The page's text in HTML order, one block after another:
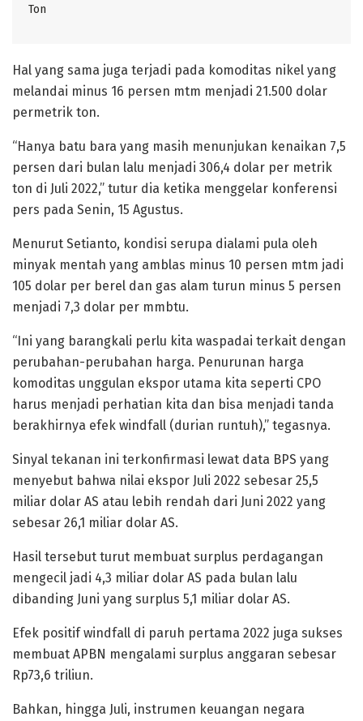
Ton
Hal yang sama juga terjadi pada komoditas nikel yang
melandai minus 16 persen mtm menjadi 21.500 dolar
permetrik ton.
“Hanya batu bara yang masih menunjukan kenaikan 7,5
persen dari bulan lalu menjadi 306,4 dolar per metrik
ton di Juli 2022,” tutur dia ketika menggelar konferensi
pers pada Senin, 15 Agustus.
Menurut Setianto, kondisi serupa dialami pula oleh
minyak mentah yang amblas minus 10 persen mtm jadi
105 dolar per berel dan gas alam turun minus 5 persen
menjadi 7,3 dolar per mmbtu.
“Ini yang barangkali perlu kita waspadai terkait dengan
perubahan-perubahan harga. Penurunan harga
komoditas unggulan ekspor utama kita seperti CPO
harus menjadi perhatian kita dan bisa menjadi tanda
berakhirnya efek windfall (durian runtuh),” tegasnya.
Sinyal tekanan ini terkonfirmasi lewat data BPS yang
menyebut bahwa nilai ekspor Juli 2022 sebesar 25,5
miliar dolar AS atau lebih rendah dari Juni 2022 yang
sebesar 26,1 miliar dolar AS.
Hasil tersebut turut membuat surplus perdagangan
mengecil jadi 4,3 miliar dolar AS pada bulan lalu
dibanding Juni yang surplus 5,1 miliar dolar AS.
Efek positif windfall di paruh pertama 2022 juga sukses
membuat APBN mengalami surplus anggaran sebesar
Rp73,6 triliun.
Bahkan, hingga Juli, instrumen keuangan negara